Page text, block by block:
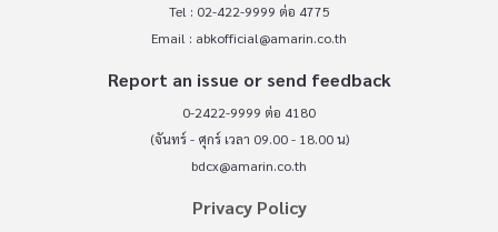
Tel : 02-422-9999 ต่อ 4775
Email : abkofficial@amarin.co.th
Report an issue or send feedback
0-2422-9999 ต่อ 4180
(จันทร์ - ศุกร์ เวลา 09.00 - 18.00 น)
bdcx@amarin.co.th
Privacy Policy